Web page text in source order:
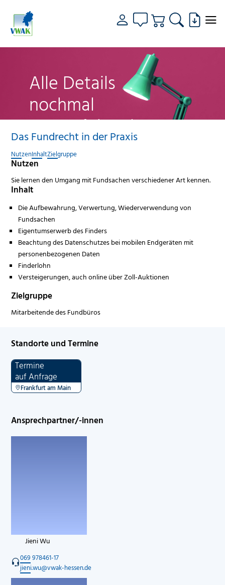
Alle Details
nochmal
genau fokussiert
Das Fundrecht in der Praxis
NutzenInhaltZielgruppe
Nutzen
Sie lernen den Umgang mit Fundsachen verschiedener Art kennen.
Inhalt
Die Aufbewahrung, Verwertung, Wiederverwendung von
Fundsachen
Eigentumserwerb des Finders
Beachtung des Datenschutzes bei mobilen Endgeräten mit
personenbezogenen Daten
Finderlohn
Versteigerungen, auch online über Zoll-Auktionen
Zielgruppe
Mitarbeitende des Fundbüros
Standorte und Termine
Termine
auf Anfrage
Frankfurt am Main
Ansprechpartner/-innen
Jieni Wu
069 978461-17
jieni.wu@vwak-hessen.de